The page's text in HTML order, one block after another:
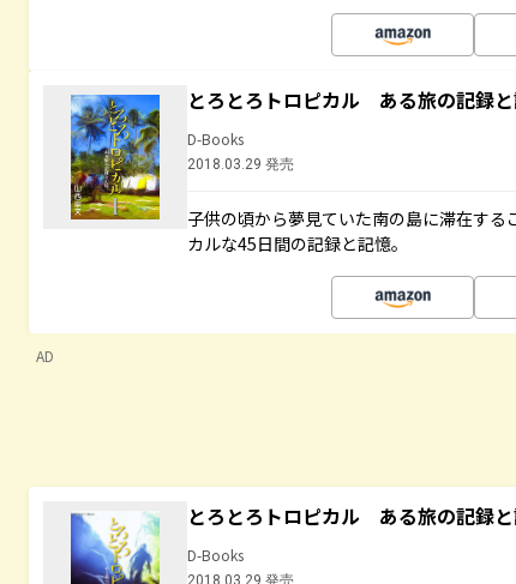
とろとろトロピカル ある旅の記録
D-Books
2018.03.29 発売
子供の頃から夢見ていた南の島に滞在す
カルな45日間の記録と記憶。
AD
とろとろトロピカル ある旅の記録
D-Books
2018.03.29 発売